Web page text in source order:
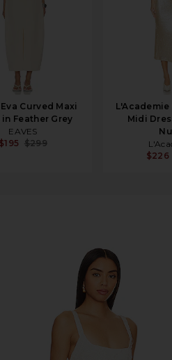
Eva Curved Maxi
in Feather Grey
EAVES
$195 $299
Midi
$226